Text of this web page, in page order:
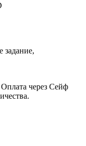
задание,
Оплата через Сейф